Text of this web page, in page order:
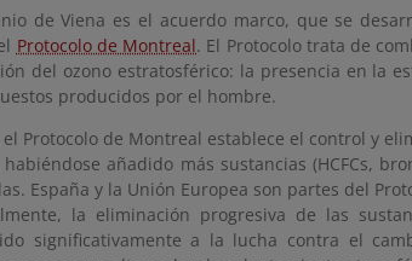
de Viena es el acuerdo marco, que se
Protocolo de Montreal. El Protocolo trata de
del ozono estratosférico: la presencia en la
producidos por el hombre.
el Protocolo de Montreal establece el control y
habiéndose añadido más sustancias (HCFCs,
España y la Unión Europea son partes del
la eliminación progresiva de las
significativamente a la lucha contra el